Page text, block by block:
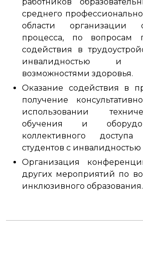
среднего
области организации
процесса, по вопросам
содействия в
инвалидностью и
возможностями здоровья.
Оказание содействия в
получение
использовании
обучения и
коллективного
студентов с
Организация
других мероприятий по
инклюзивного образования.